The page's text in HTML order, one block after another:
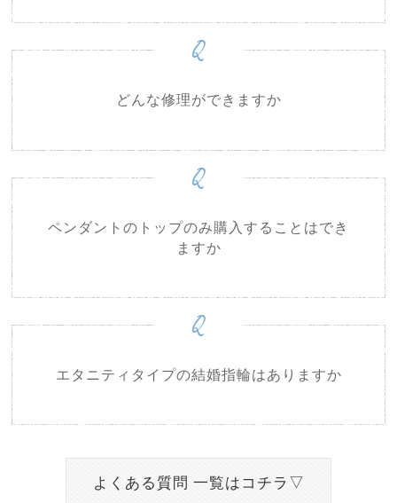
Q
どんな修理ができますか
Q
ペンダントのトップのみ購入することはでき
ますか
Q
エタニティタイプの結婚指輪はありますか
よくある質問 一覧はコチラ▽